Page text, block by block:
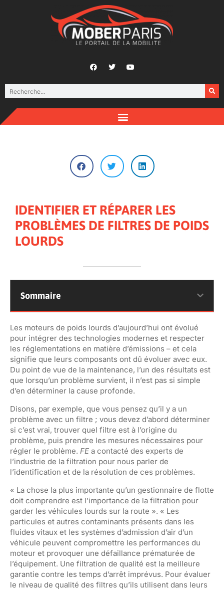
IDENTIFIER ET RÉPARER LES
PROBLÈMES DE FILTRES DE POIDS
LOURDS
Sommaire
Les moteurs de poids lourds d’aujourd’hui ont évolué
pour intégrer des technologies modernes et respecter
les réglementations en matière d’émissions – et cela
signifie que leurs composants ont dû évoluer avec eux.
Du point de vue de la maintenance, l’un des résultats est
que lorsqu’un problème survient, il n’est pas si simple
d’en déterminer la cause profonde.
Disons, par exemple, que vous pensez qu’il y a un
problème avec un filtre ; vous devez d’abord déterminer
si c’est vrai, trouver quel filtre est à l’origine du
problème, puis prendre les mesures nécessaires pour
régler le problème. FE a contacté des experts de
l’industrie de la filtration pour nous parler de
l’identification et de la résolution de ces problèmes.
« La chose la plus importante qu’un gestionnaire de flotte
doit comprendre est l’importance de la filtration pour
garder les véhicules lourds sur la route ». « Les
particules et autres contaminants présents dans les
fluides vitaux et les systèmes d’admission d’air d’un
véhicule peuvent compromettre les performances du
moteur et provoquer une défaillance prématurée de
l’équipement. Une filtration de qualité est la meilleure
garantie contre les temps d’arrêt imprévus. Pour évaluer
le niveau de qualité des filtres qu’ils utilisent dans leurs